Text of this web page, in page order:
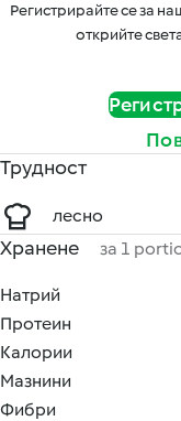
Регистрирайте се за
открийте
Трудност
лесно
Хранене за 1
Натрий
Протеин
Калории
Мазнини
Фибри